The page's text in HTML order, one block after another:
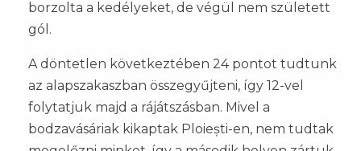
borzolta a kedélyeket, de végül nem született
gól.
A döntetlen következtében 24 pontot tudtunk
az alapszakaszban összegyűjteni, így 12-vel
folytatjuk majd a rájátszásban. Mivel a
bodzavásáriak kikaptak Ploiești-en, nem tudtak